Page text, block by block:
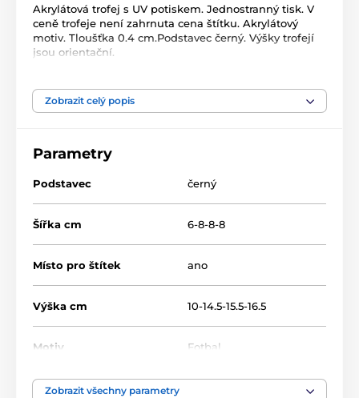
Akrylátová trofej s UV potiskem. Jednostranný tisk. V
ceně trofeje není zahrnuta cena štítku. Akrylátový
motiv. Tloušťka 0.4 cm.Podstavec černý. Výšky trofejí
jsou orientační.
Produkt je zařazen v kategoriích
Akrylátové trofeje
Zobrazit celý popis
Parametry
Podstavec černý
Šířka cm 6-8-8-8
Místo pro štítek ano
Výška cm 10-14.5-15.5-16.5
Motiv Fotbal
Typ ocenění
Zobrazit všechny parametry